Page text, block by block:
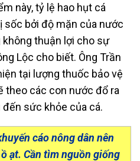
này, tỷ lệ hao hụt cá
sốc bởi độ mặn của nước
thuận lợi cho sự
Lộc cho biết. Ông Trần
tại lượng thuốc bảo vệ
theo các con nước đổ ra
sức khỏe của cá.
cáo nông dân nên
ạt. Cần tìm nguồn giống